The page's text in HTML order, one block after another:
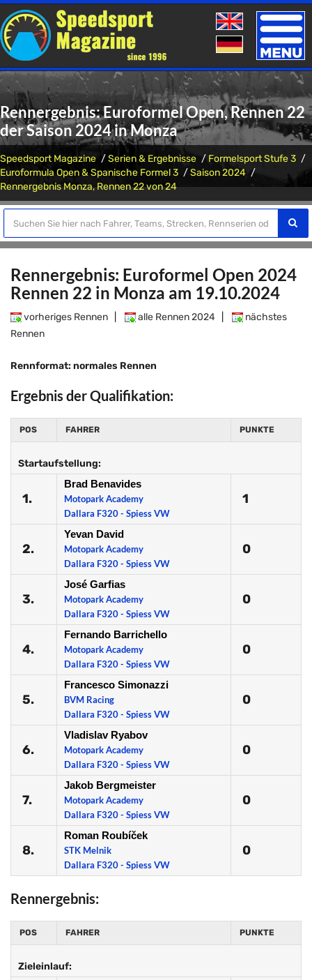
Toggle
Rennergebnis: Euroformel Open, Rennen 22
der Saison 2024 in Monza
Speedsport Magazine Serien & Ergebnisse
Formelsport Stufe 3
Euroformula Open & Spanische Formel 3
Saison 2024
Rennergebnis Monza, Rennen 22 von 24
Rennergebnis: Euroformel Open 2024
Rennen 22 in Monza am 19.10.2024
vorheriges Rennen alle Rennen 2024
nächstes
Rennen
Rennformat: normales Rennen
Ergebnis der Qualifikation:
POS FAHRER PUNKTE
Startaufstellung:
1.
Brad Benavides
Motopark Academy
Dallara F320 - Spiess VW
1
2.
Yevan David
Motopark Academy
Dallara F320 - Spiess VW
0
3.
José Garfias
Motopark Academy
Dallara F320 - Spiess VW
0
4.
Fernando Barrichello
Motopark Academy
Dallara F320 - Spiess VW
0
5.
Francesco Simonazzi
BVM Racing
Dallara F320 - Spiess VW
0
6.
Vladislav Ryabov
Motopark Academy
Dallara F320 - Spiess VW
0
7.
Jakob Bergmeister
Motopark Academy
Dallara F320 - Spiess VW
0
8.
Roman Roubíček
STK Melnik
Dallara F320 - Spiess VW
0
Rennergebnis:
POS FAHRER PUNKTE
Zieleinlauf: